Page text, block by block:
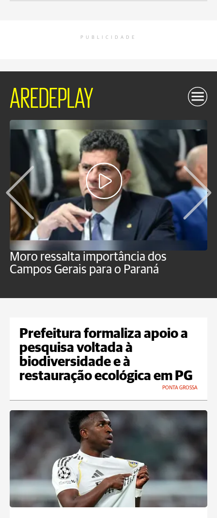
PUBLICIDADE
AREDEPLAY
Moro ressalta importância dos
Campos Gerais para o Paraná
Prefeitura formaliza apoio a
pesquisa voltada à
biodiversidade e à
restauração ecológica em PG
PONTA GROSSA